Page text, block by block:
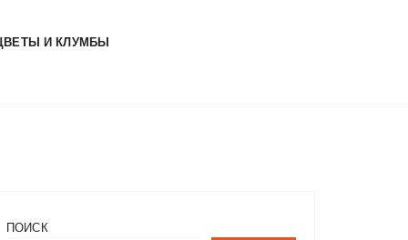
И КЛУМБЫ
ПОИСК